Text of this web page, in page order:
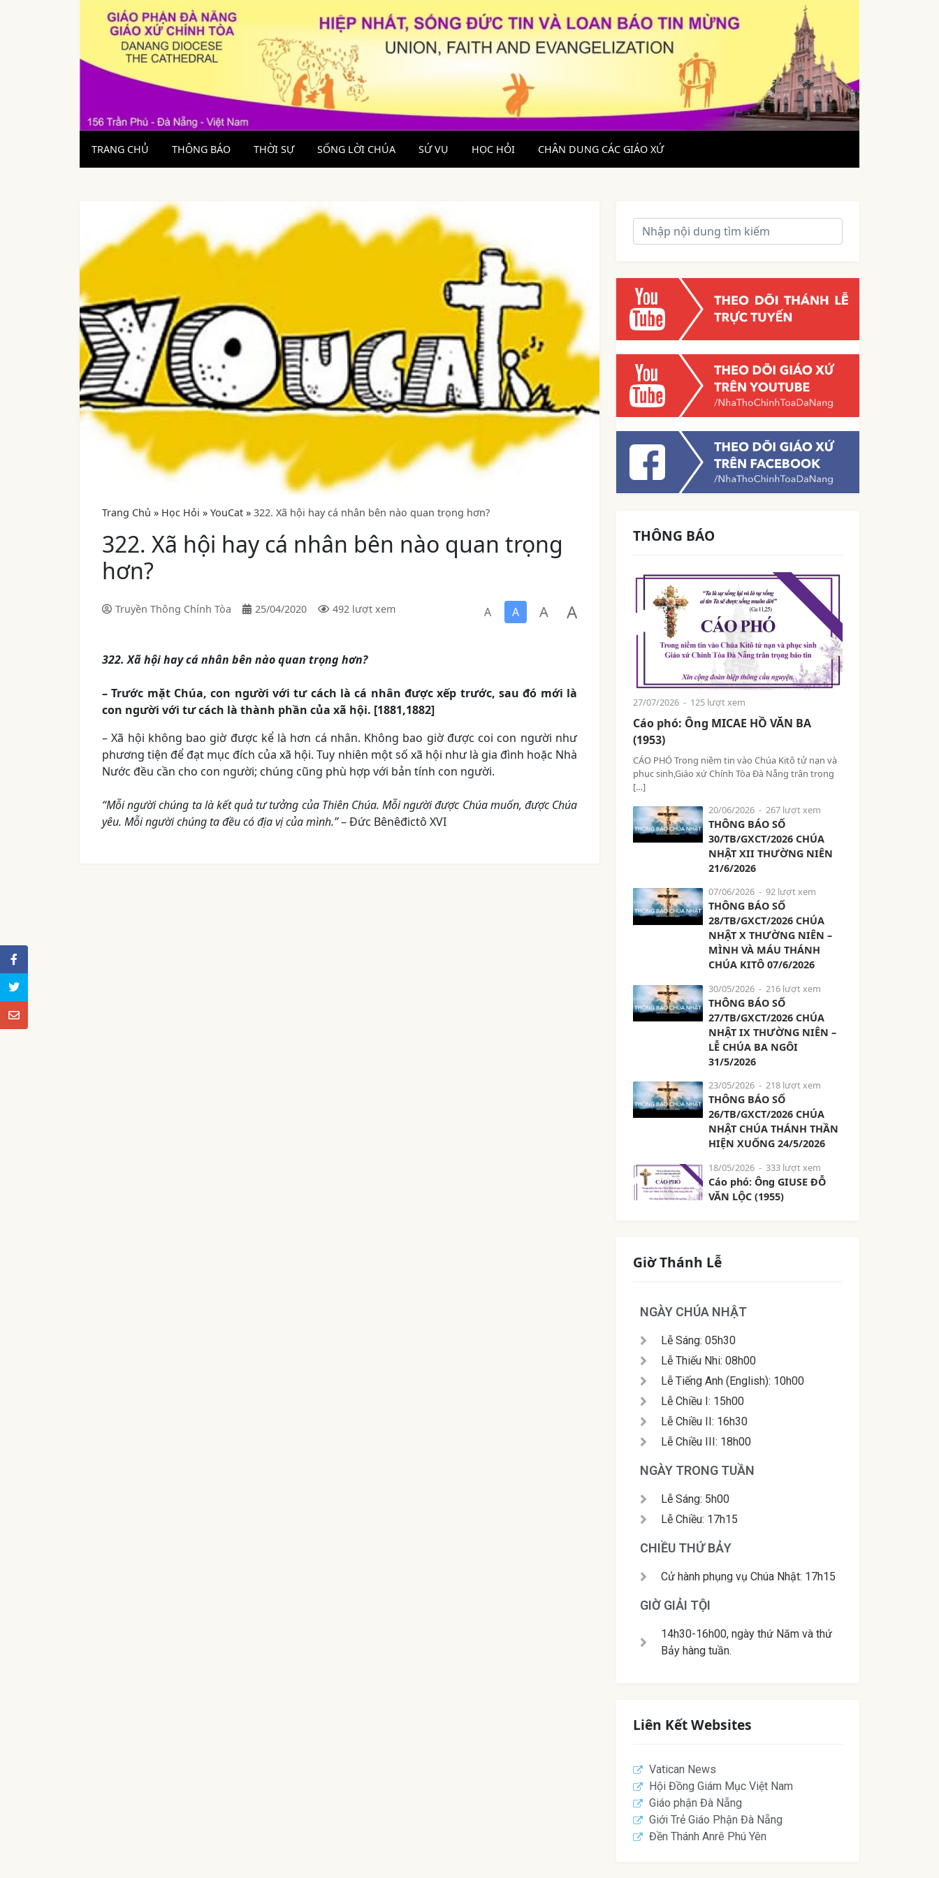
TRANG CHỦ THÔNG BÁO THỜI SỰ SỐNG LỜI CHÚA SỨ VỤ HỌC HỎI CHÂN DUNG CÁC GIÁO XỨ
Trang Chủ » Học Hỏi » YouCat » 322. Xã hội hay cá nhân bên nào quan trọng hơn?
322. Xã hội hay cá nhân bên nào quan trọng
hơn?
Truyền Thông Chính Tòa 25/04/2020 492 lượt xem A A A A
322. Xã hội hay cá nhân bên nào quan trọng hơn?
– Trước mặt Chúa, con người với tư cách là cá nhân được xếp trước, sau đó mới là
con người với tư cách là thành phần của xã hội. [1881,1882]
– Xã hội không bao giờ được kể là hơn cá nhân. Không bao giờ được coi con người như
phương tiện để đạt mục đích của xã hội. Tuy nhiên một số xã hội như là gia đình hoặc Nhà
Nước đều cần cho con người; chúng cũng phù hợp với bản tính con người.
“Mỗi người chúng ta là kết quả tư tưởng của Thiên Chúa. Mỗi người được Chúa muốn, được Chúa
yêu. Mỗi người chúng ta đều có địa vị của mình.”– Đức Bênêđictô XVI
THÔNG BÁO
27/07/2026 - 125 lượt xem
Cáo phó: Ông MICAE HỒ VĂN BA
(1953)
CÁO PHÓ Trong niềm tin vào Chúa Kitô tử nạn và
phục sinh,Giáo xứ Chính Tòa Đà Nẵng trân trọng
[…]
20/06/2026- 267 lượt xem
THÔNG BÁO SỐ
30/TB/GXCT/2026 CHÚA
NHẬT XII THƯỜNG NIÊN
21/6/2026
07/06/2026- 92 lượt xem
THÔNG BÁO SỐ
28/TB/GXCT/2026 CHÚA
NHẬT X THƯỜNG NIÊN –
MÌNH VÀ MÁU THÁNH
CHÚA KITÔ 07/6/2026
30/05/2026- 216 lượt xem
THÔNG BÁO SỐ
27/TB/GXCT/2026 CHÚA
NHẬT IX THƯỜNG NIÊN –
LỄ CHÚA BA NGÔI
31/5/2026
23/05/2026- 218 lượt xem
THÔNG BÁO SỐ
26/TB/GXCT/2026 CHÚA
NHẬT CHÚA THÁNH THẦN
HIỆN XUỐNG 24/5/2026
18/05/2026- 333 lượt xem
Cáo phó: Ông GIUSE ĐỖ
VĂN LỘC (1955)
Giờ Thánh Lễ
NGÀY CHÚA NHẬT
Lễ Sáng: 05h30
Lễ Thiếu Nhi: 08h00
Lễ Tiếng Anh (English): 10h00
Lễ Chiều I: 15h00
Lễ Chiều II: 16h30
Lễ Chiều III: 18h00
NGÀY TRONG TUẦN
Lễ Sáng: 5h00
Lễ Chiều: 17h15
CHIỀU THỨ BẢY
Cử hành phụng vụ Chúa Nhật: 17h15
GIỜ GIẢI TỘI
14h30-16h00, ngày thứ Năm và thứ
Bảy hàng tuần.
Liên Kết Websites
Vatican News
Hội Đồng Giám Mục Việt Nam
Giáo phận Đà Nẵng
Giới Trẻ Giáo Phận Đà Nẵng
Đền Thánh Anrê Phú Yên